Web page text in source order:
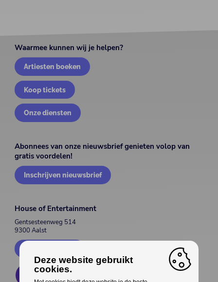
Waarmee kunnen wij je helpen?
Artiesten boeken
Koop tickets
Onze diensten
Abonnees van onze nieuwsbrief genieten volop van
gratis voordelen!
Inschrijven nieuwsbrief
House of Entertainment
Gentsesteenweg 514
9300 Aalst
Deze website gebruikt
cookies.